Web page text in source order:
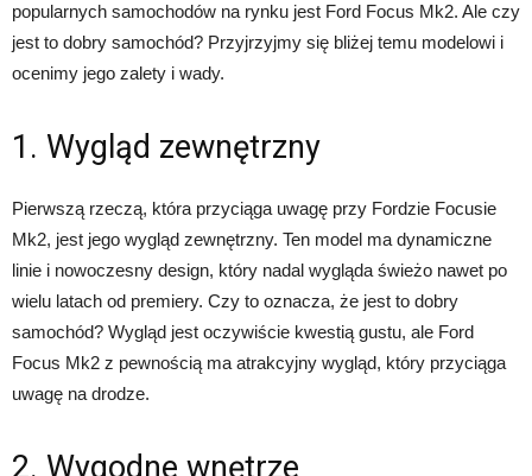
popularnych samochodów na rynku jest Ford Focus Mk2. Ale czy
jest to dobry samochód? Przyjrzyjmy się bliżej temu modelowi i
ocenimy jego zalety i wady.
1. Wygląd zewnętrzny
Pierwszą rzeczą, która przyciąga uwagę przy Fordzie Focusie
Mk2, jest jego wygląd zewnętrzny. Ten model ma dynamiczne
linie i nowoczesny design, który nadal wygląda świeżo nawet po
wielu latach od premiery. Czy to oznacza, że jest to dobry
samochód? Wygląd jest oczywiście kwestią gustu, ale Ford
Focus Mk2 z pewnością ma atrakcyjny wygląd, który przyciąga
uwagę na drodze.
2. Wygodne wnętrze